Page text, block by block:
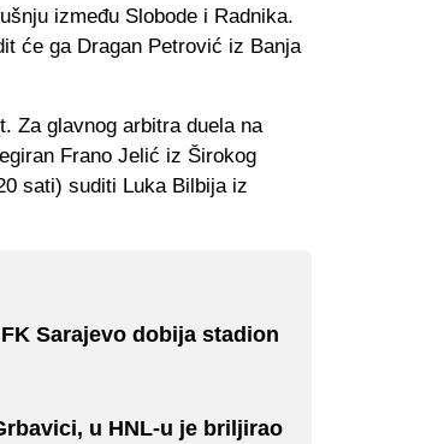
između Slobode i Radnika.
će ga Dragan Petrović iz Banja
Za glavnog arbitra duela na
Frano Jelić iz Širokog
sati) suditi Luka Bilbija iz
Sarajevo dobija stadion
u HNL-u je briljirao